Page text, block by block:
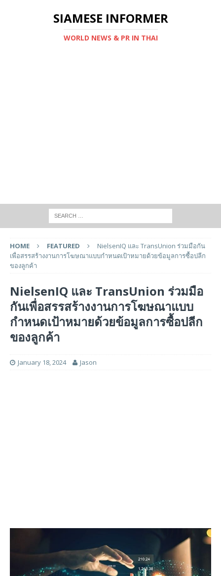
SIAMESE INFORMER
WORLD NEWS & PR IN THAI
HOME FEATURED
NielsenIQ และ TransUnion ร่วมมือกัน
เพื่อสรรสร้างงานการโฆษณาแบบกำหนดเป้าหมายด้วยข้อมูลการซื้อปลีก
ของลูกค้า
NielsenIQ และ TransUnion ร่วมมือ
กันเพื่อสรรสร้างงานการโฆษณาแบบ
กำหนดเป้าหมายด้วยข้อมูลการซื้อปลีก
ของลูกค้า
January 18, 2024 Jason